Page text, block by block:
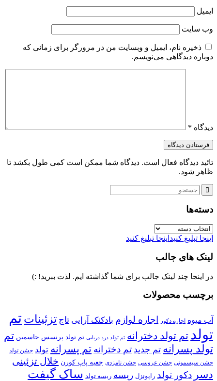
ایمیل
وب‌ سایت
ذخیره نام، ایمیل و وبسایت من در مرورگر برای زمانی که
دوباره دیدگاهی می‌نویسم.
دیدگاه *
تائید دیدگاه فعال است. دیدگاه شما ممکن است کمی طول بکشد تا
ظاهر شود.
دسته‌ها
دسته‌ها
اینجا تبلیغ کنید اینجا تبلیغ کنید
لینک های جالب
در اینجا چند لینک جالب برای شما گذاشته ایم. لذت ببرید! :)
برچسب محصولات
آب میوه اجاره دکور اجاره لوازم بادکنک آرایی تاج تزئینات تم
تولد تم تولد دخترانه تم تولد دزد دریایی تم تولد پرنسس جاسمین تم
تولد پسرانه تم جدید تم دخترانه تم پسرانه تولد جشن تولد
جشن سیسمونی جشن عروسی جشن نامزدی جعبه پاپ کورن خلال تزئینی
دسر دکور تولد راپونزل ریسه ریسه تولد ساک گیفت